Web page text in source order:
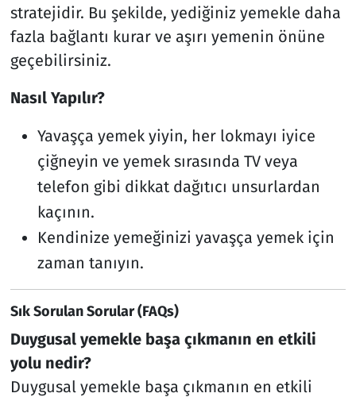
stratejidir. Bu şekilde, yediğiniz yemekle daha
fazla bağlantı kurar ve aşırı yemenin önüne
geçebilirsiniz.
Nasıl Yapılır?
Yavaşça yemek yiyin, her lokmayı iyice
çiğneyin ve yemek sırasında TV veya
telefon gibi dikkat dağıtıcı unsurlardan
kaçının.
Kendinize yemeğinizi yavaşça yemek için
zaman tanıyın.
Sık Sorulan Sorular (FAQs)
Duygusal yemekle başa çıkmanın en etkili
yolu nedir?
Duygusal yemekle başa çıkmanın en etkili